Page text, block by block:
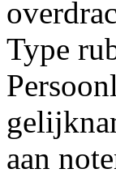
Type
aan